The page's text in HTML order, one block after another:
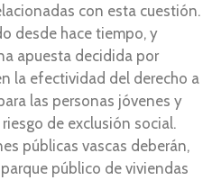
con esta cuestión.
desde hace tiempo, y
apuesta decidida por
la efectividad del derecho a
las personas jóvenes y
de exclusión social.
públicas vascas deberán,
público de viviendas